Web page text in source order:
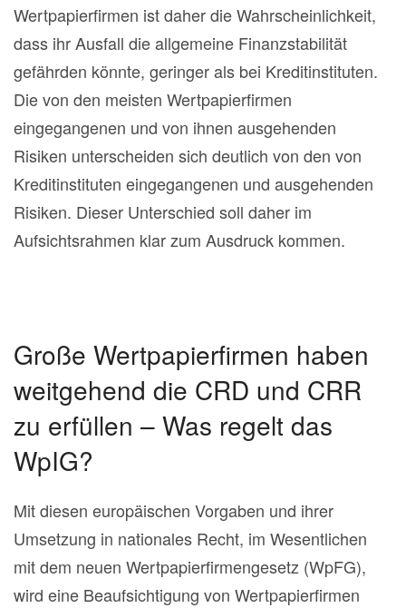
Wertpapierfirmen ist daher die Wahrscheinlichkeit,
dass ihr Ausfall die allgemeine Finanzstabilität
gefährden könnte, geringer als bei Kreditinstituten.
Die von den meisten Wertpapierfirmen
eingegangenen und von ihnen ausgehenden
Risiken unterscheiden sich deutlich von den von
Kreditinstituten eingegangenen und ausgehenden
Risiken. Dieser Unterschied soll daher im
Aufsichtsrahmen klar zum Ausdruck kommen.
Große Wertpapierfirmen haben
weitgehend die CRD und CRR
zu erfüllen – Was regelt das
WpIG?
Mit diesen europäischen Vorgaben und ihrer
Umsetzung in nationales Recht, im Wesentlichen
mit dem neuen Wertpapierfirmengesetz (WpFG),
wird eine Beaufsichtigung von Wertpapierfirmen